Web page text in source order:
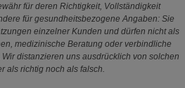
für deren Richtigkeit, Vollständigkeit
für gesundheitsbezogene Angaben: Sie
einzelner Kunden und dürfen nicht als
medizinische Beratung oder verbindliche
distanzieren uns ausdrücklich von solchen
als richtig noch als falsch.